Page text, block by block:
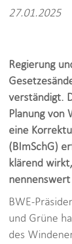
27.01.2025
Regierung
verständigt.
Planung von
eine
(BImSchG)
klärend
BWE-
und Grüne
des